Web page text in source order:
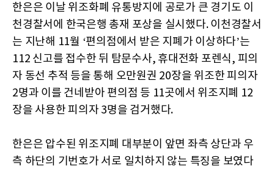
한은은 이날 위조화폐 유통방지에 공로가 큰 경기도 이
천경찰서에 한국은행 총재 포상을 실시했다. 이천경찰서
는 지난해 11월 ‘편의점에서 받은 지폐가 이상하다’는
112 신고를 접수한 뒤 탐문수사, 휴대전화 포렌식, 피의
자 동선 추적 등을 통해 오만원권 20장을 위조한 피의자
2명과 이를 건네받아 편의점 등 11곳에서 위조지폐 12
장을 사용한 피의자 3명을 검거했다.
한은은 압수된 위조지폐 대부분이 앞면 좌측 상단과 우
측 하단의 기번호가 서로 일치하지 않는 특징을 보였다